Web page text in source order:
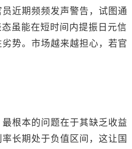
近期频频发声警告，试图通
虽能在短时间内提振日元信
势。市场越来越担心，若官
根本的问题在于其缺乏收益
长期处于负值区间，这让国